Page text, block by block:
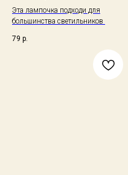
Эта лампочка подходи для
большинства светильников
79 р.